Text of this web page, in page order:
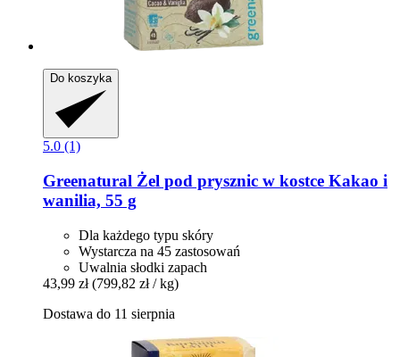
Do koszyka
5.0 (1)
Greenatural Żel pod prysznic w kostce Kakao i
wanilia, 55 g
Dla każdego typu skóry
Wystarcza na 45 zastosowań
Uwalnia słodki zapach
43,99 zł (799,82 zł / kg)
Dostawa do 11 sierpnia